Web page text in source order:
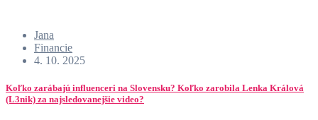
Jana
Financie
4. 10. 2025
Koľko zarábajú influenceri na Slovensku? Koľko zarobila Lenka Králová
(L3nik) za najsledovanejšie video?